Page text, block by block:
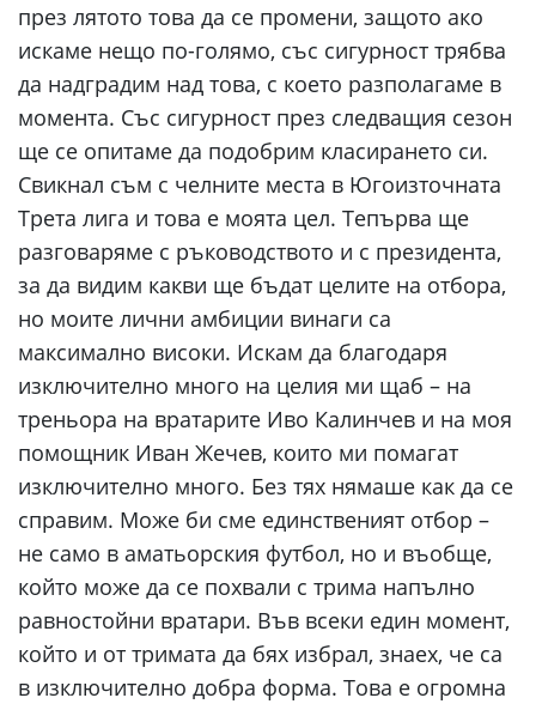
през лятото това да се промени, защото ако
искаме нещо по-голямо, със сигурност трябва
да надградим над това, с което разполагаме в
момента. Със сигурност през следващия сезон
ще се опитаме да подобрим класирането си.
Свикнал съм с челните места в Югоизточната
Трета лига и това е моята цел. Тепърва ще
разговаряме с ръководството и с президента,
за да видим какви ще бъдат целите на отбора,
но моите лични амбиции винаги са
максимално високи. Искам да благодаря
изключително много на целия ми щаб – на
треньора на вратарите Иво Калинчев и на моя
помощник Иван Жечев, които ми помагат
изключително много. Без тях нямаше как да се
справим. Може би сме единственият отбор –
не само в аматьорския футбол, но и въобще,
който може да се похвали с трима напълно
равностойни вратари. Във всеки един момент,
който и от тримата да бях избрал, знаех, че са
в изключително добра форма. Това е огромна